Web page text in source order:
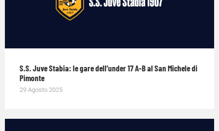
S.S. Juve Stabia: le gare dell’under 17 A-B al San Michele di
Pimonte
29 Agosto 2025